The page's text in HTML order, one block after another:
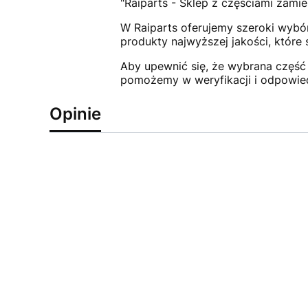
"Raiparts - Sklep z częściami
W Raiparts oferujemy szeroki
produkty najwyższej jakości, które
Aby upewnić się, że wybrana
pomożemy w weryfikacji i
Opinie